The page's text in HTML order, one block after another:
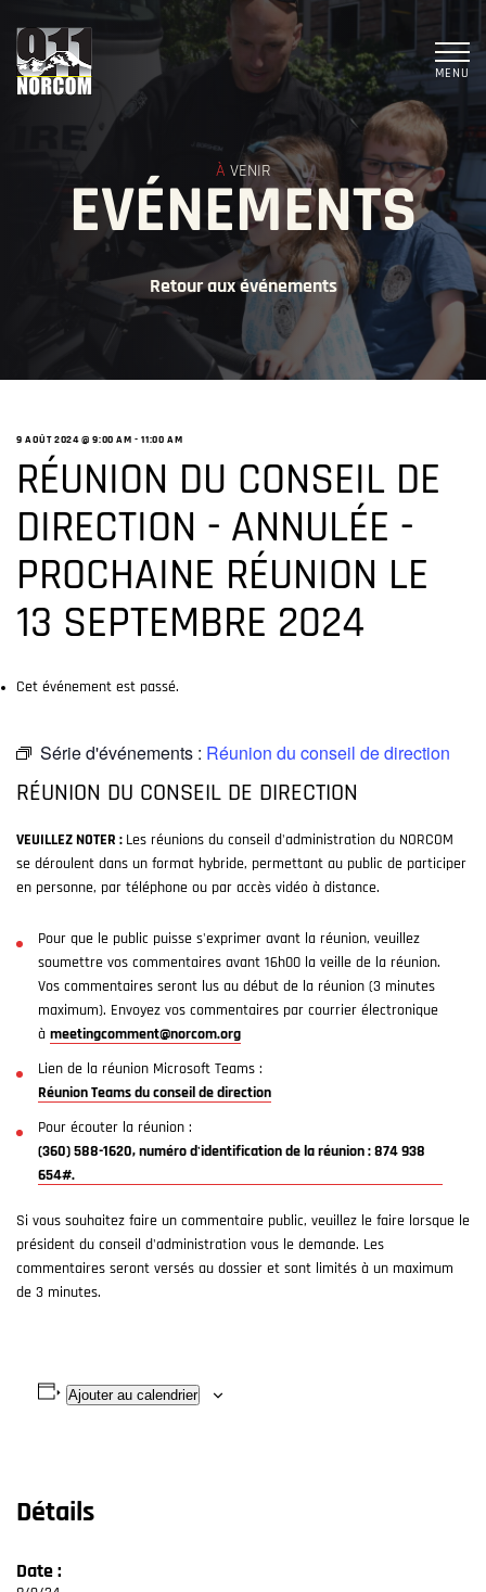
MENU
À VENIR
EVÉNEMENTS
Retour aux événements
9 AOÛT 2024 @ 9:00 AM -11:00 AM
RÉUNION DU CONSEIL DE
DIRECTION - ANNULÉE -
PROCHAINE RÉUNION LE
13 SEPTEMBRE 2024
Cet événement est passé.
Série d'événements : Réunion du conseil de direction
RÉUNION DU CONSEIL DE DIRECTION
VEUILLEZ NOTER : Les réunions du conseil d'administration du NORCOM
se déroulent dans un format hybride, permettant au public de participer
en personne, par téléphone ou par accès vidéo à distance.
Pour que le public puisse s'exprimer avant la réunion, veuillez
soumettre vos commentaires avant 16h00 la veille de la réunion.
Vos commentaires seront lus au début de la réunion (3 minutes
maximum). Envoyez vos commentaires par courrier électronique
à meetingcomment@norcom.org
Lien de la réunion Microsoft Teams :
Réunion Teams du conseil de direction
Pour écouter la réunion :
(360) 588-1620, numéro d'identification de la réunion : 874 938
654#.
Si vous souhaitez faire un commentaire public, veuillez le faire lorsque le
président du conseil d'administration vous le demande. Les
commentaires seront versés au dossier et sont limités à un maximum
de 3 minutes.
Ajouter au calendrier
Détails
Date :